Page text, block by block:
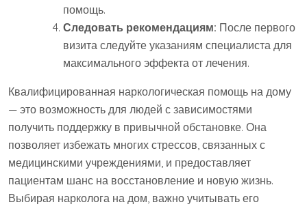
помощь.
Следовать рекомендациям: После первого
визита следуйте указаниям специалиста для
максимального эффекта от лечения.
Квалифицированная наркологическая помощь на дому
— это возможность для людей с зависимостями
получить поддержку в привычной обстановке. Она
позволяет избежать многих стрессов, связанных с
медицинскими учреждениями, и предоставляет
пациентам шанс на восстановление и новую жизнь.
Выбирая нарколога на дом, важно учитывать его